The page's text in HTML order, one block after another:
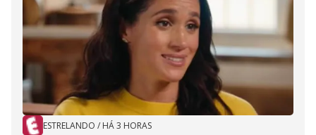
ESTRELANDO / HÁ 3 HORAS